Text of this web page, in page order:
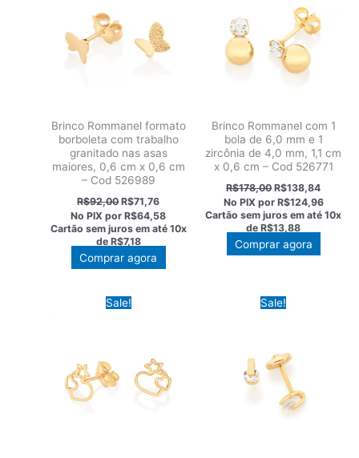
Brinco Rommanel formato
borboleta com trabalho
granitado nas asas
maiores, 0,6 cm x 0,6 cm
– Cod 526989
R$92,00O
preço
original
era:
R$92,00.
R$71,76O
preço
atual
é:
R$71,76.
No PIX porR$64,58
Cartão sem juros em até 10x
deR$7,18
Comprar agora
Brinco Rommanel com 1
bola de 6,0 mm e 1
zircônia de 4,0 mm, 1,1 cm
x 0,6 cm – Cod 526771
R$178,00O
preço
original
era:
R$178,00.
R$138,84
preço
atual
é:
No PIX por R$124,96
Cartão sem juros em até10x
de R$13,88
Comprar agora
Sale! Sale!